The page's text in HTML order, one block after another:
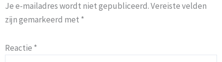
Je e-mailadres wordt niet gepubliceerd.Vereiste velden
zijn gemarkeerd met *
Reactie *